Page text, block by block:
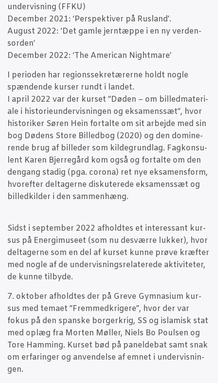
under­vis­ning (FFKU)
Decem­ber 2021: ‘Per­spek­ti­ver på Rusland’.
August 2022: ‘Det gam­le jer­n­tæp­pe i en ny ver­den­
sor­den’
Decem­ber 2022: ‘The Ame­ri­can Nightmare’
I peri­o­den har regions­se­kre­tæ­rer­ne holdt nog­le
spæn­den­de kur­ser rundt i lan­det.
I april 2022 var der kur­set ”Døden – om bil­led­ma­te­ri­
a­le i histo­ri­e­un­der­vis­nin­gen og eksa­mens­sæt”, hvor
histo­ri­ker Søren Hein for­tal­te om sit arbej­de med sin
bog Døde­ns Sto­re Bil­led­bog (2020) og den domi­ne­
ren­de brug af bil­le­der som kil­de­grund­lag. Fag­kon­su­
lent Karen Bjer­re­gård kom også og for­tal­te om den
den­gang sta­dig (pga. cor­o­na) ret nye eksa­mens­form,
hvor­ef­ter del­ta­ger­ne dis­ku­te­re­de eksa­mens­sæt og
bil­led­kil­der i den sammenhæng.
Sidst i sep­tem­ber 2022 afhold­tes et inter­es­sant kur­
sus på Ener­gi­mu­se­et (som nu desvær­re luk­ker), hvor
del­ta­ger­ne som en del af kur­set kun­ne prø­ve kræf­ter
med nog­le af de under­vis­nings­re­la­te­re­de akti­vi­te­ter,
de kun­ne tilbyde.
7. okto­ber afhold­tes der på Gre­ve Gym­na­si­um kur­
sus med tema­et ”Frem­med­kri­ge­re”, hvor der var
fokus på den span­ske bor­ger­krig, SS og isla­misk stat
med oplæg fra Mor­ten Møl­ler, Niels Bo Poul­sen og
Tore Ham­m­ing. Kur­set bød på panel­de­bat samt snak
om erfa­rin­ger og anven­del­se af emnet i under­vis­nin­
gen.